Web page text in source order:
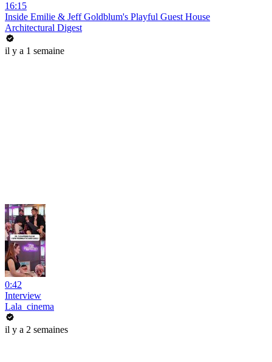
16:15
Inside Emilie & Jeff Goldblum's Playful Guest House
Architectural Digest
il y a 1 semaine
0:42
Interview
Lala_cinema
il y a 2 semaines